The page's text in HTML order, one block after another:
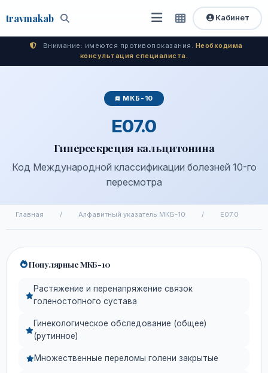
travmakab Поиск
Открыть
меню
Быстрый
доступ
Кабинет
Внимание: имеются противопоказания. Необходима
консультация специалиста.
МКБ-10
E07.0
Гиперсекреция кальцитонина
Код Международной классификации болезней 10-го
пересмотра
Главная / Алфавитный указатель МКБ-10 / E07.0
Популярные МКБ-10
Растяжение и перенапряжение связок
голеностопного сустава
Гинекологическое обследование (общее)
(рутинное)
Множественные переломы голени закрытые